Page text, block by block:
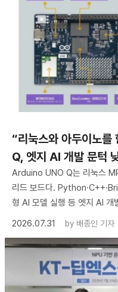
“리눅스와 아두이노
Q, 엣지 AI 개발 문턱
Arduino UNO Q는 리눅스
리드 보드다.
형 AI 모델 실행 등 엣지 AI 개
2026.07.31
by 배종인 기자